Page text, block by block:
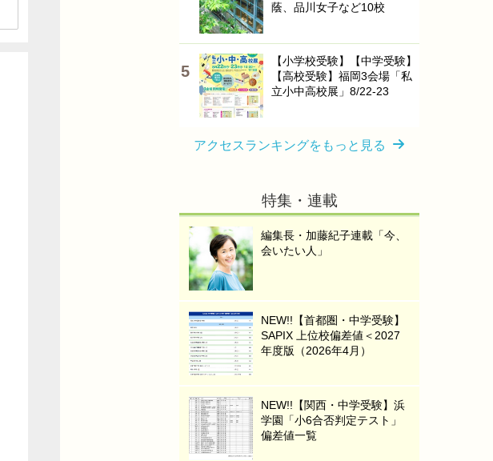
蔭、品川女子など10校
【小学校受験】【中学受験】
【高校受験】福岡3会場「私
立小中高校展」8/22-23
アクセスランキングをもっと見る
特集・連載
編集長・加藤紀子連載「今、
会いたい人」
NEW!!【首都圏・中学受験】
SAPIX 上位校偏差値＜2027
年度版（2026年4月）
NEW!!【関西・中学受験】浜
学園「小6合否判定テスト」
偏差値一覧